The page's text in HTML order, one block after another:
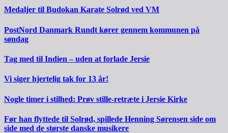
Medaljer til Budokan Karate Solrød ved VM
PostNord Danmark Rundt kører gennem kommunen på
søndag
Tag med til Indien – uden at forlade Jersie
Vi siger hjertelig tak for 13 år!
Nogle timer i stilhed: Prøv stille-retræte i Jersie Kirke
Før han flyttede til Solrød, spillede Henning Sørensen side om
side med de største danske musikere